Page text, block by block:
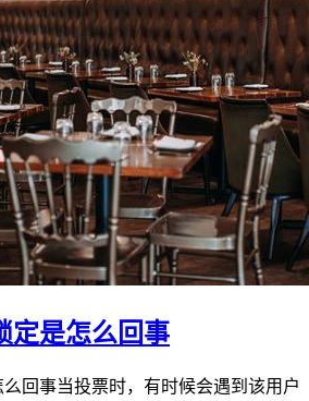
定是怎么回事
回事当投票时，有时候会遇到该用户